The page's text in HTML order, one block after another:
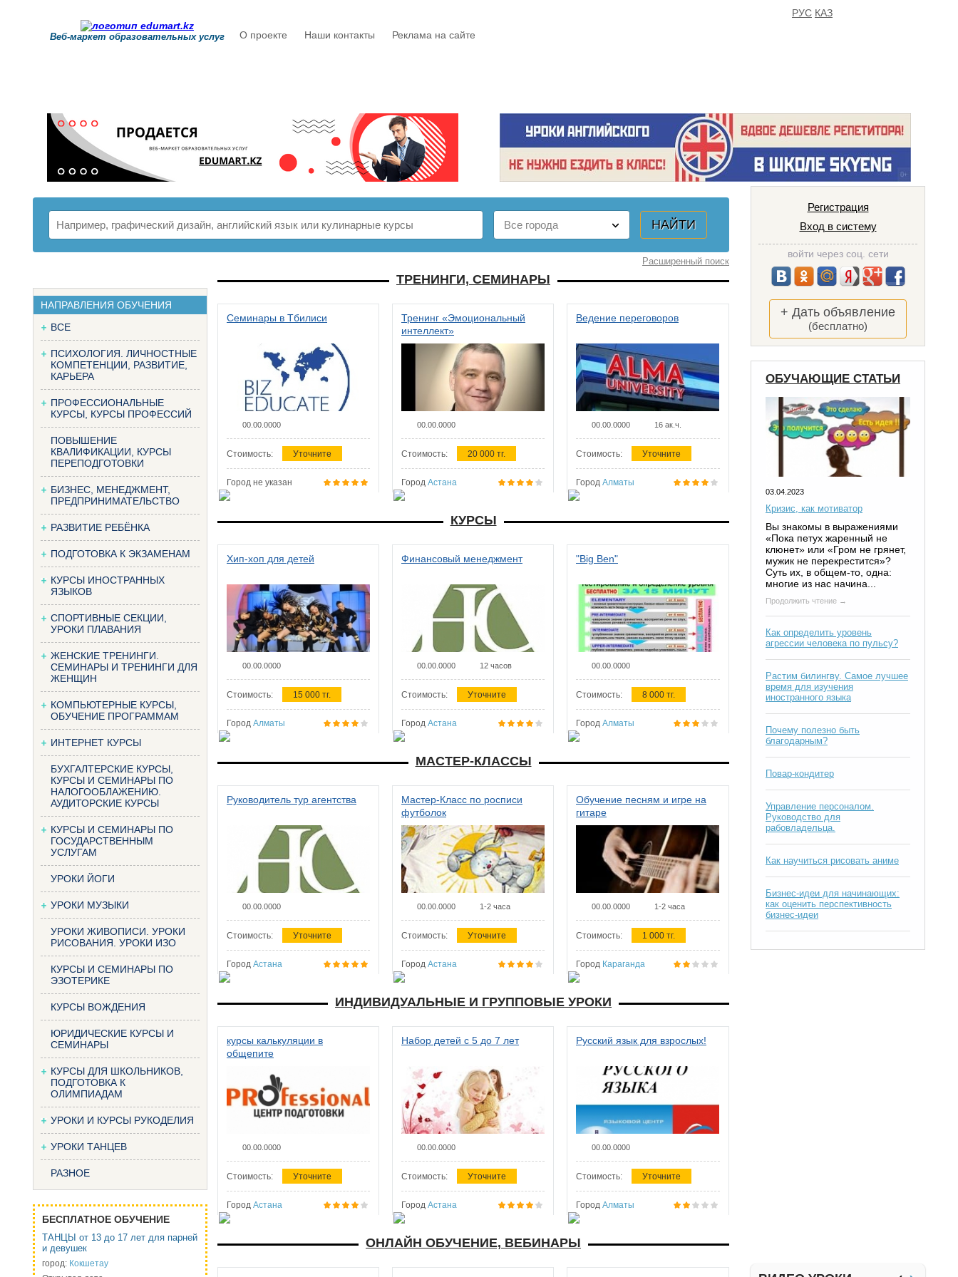
Веб-маркет образовательных услуг О проекте Наши контакты Реклама на сайте
РУС КАЗ
Расширенный поиск
НАПРАВЛЕНИЯ ОБУЧЕНИЯ
ВСЕ
ПСИХОЛОГИЯ. ЛИЧНОСТНЫЕ
КОМПЕТЕНЦИИ, РАЗВИТИЕ,
КАРЬЕРА
ПРОФЕССИОНАЛЬНЫЕ
КУРСЫ, КУРСЫ ПРОФЕССИЙ
ПОВЫШЕНИЕ
КВАЛИФИКАЦИИ, КУРСЫ
ПЕРЕПОДГОТОВКИ
БИЗНЕС, МЕНЕДЖМЕНТ,
ПРЕДПРИНИМАТЕЛЬСТВО
РАЗВИТИЕ РЕБЁНКА
ПОДГОТОВКА К ЭКЗАМЕНАМ
КУРСЫ ИНОСТРАННЫХ
ЯЗЫКОВ
СПОРТИВНЫЕ СЕКЦИИ,
УРОКИ ПЛАВАНИЯ
ЖЕНСКИЕ ТРЕНИНГИ.
СЕМИНАРЫ И ТРЕНИНГИ ДЛЯ
ЖЕНЩИН
КОМПЬЮТЕРНЫЕ КУРСЫ,
ОБУЧЕНИЕ ПРОГРАММАМ
ИНТЕРНЕТ КУРСЫ
БУХГАЛТЕРСКИЕ КУРСЫ,
КУРСЫ И СЕМИНАРЫ ПО
НАЛОГООБЛАЖЕНИЮ.
АУДИТОРСКИЕ КУРСЫ
КУРСЫ И СЕМИНАРЫ ПО
ГОСУДАРСТВЕННЫМ
УСЛУГАМ
УРОКИ ЙОГИ
УРОКИ МУЗЫКИ
УРОКИ ЖИВОПИСИ. УРОКИ
РИСОВАНИЯ. УРОКИ ИЗО
КУРСЫ И СЕМИНАРЫ ПО
ЭЗОТЕРИКЕ
КУРСЫ ВОЖДЕНИЯ
ЮРИДИЧЕСКИЕ КУРСЫ И
СЕМИНАРЫ
КУРСЫ ДЛЯ ШКОЛЬНИКОВ,
ПОДГОТОВКА К
ОЛИМПИАДАМ
УРОКИ И КУРСЫ РУКОДЕЛИЯ
УРОКИ ТАНЦЕВ
РАЗНОЕ
БЕСПЛАТНОЕ ОБУЧЕНИЕ
ТАНЦЫ от 13 до 17 лет для парней
и девушек
город: Кокшетау
ТРЕНИНГИ, СЕМИНАРЫ
Семинары в Тбилиси
00.00.0000
Стоимость: Уточните
Город не указан
Тренинг «Эмоциональный
интеллект»
00.00.0000
Стоимость: 20 000 тг.
Город Астана
Ведение переговоров
00.00.0000 16 ак.ч.
Стоимость: Уточните
Город Алматы
КУРСЫ
Хип-хоп для детей
00.00.0000
Стоимость: 15 000 тг.
Город Алматы
Финансовый менеджмент
00.00.0000 12 часов
Стоимость: Уточните
Город Астана
"Big Ben"
00.00.0000
Стоимость: 8 000 тг.
Город Алматы
МАСТЕР-КЛАССЫ
Руководитель тур агентства
00.00.0000
Стоимость: Уточните
Город Астана
Мастер-Класс по росписи
футболок
00.00.0000 1-2 часа
Стоимость: Уточните
Город Астана
Обучение песням и игре на
гитаре
00.00.0000 1-2 часа
Стоимость: 1 000 тг.
Город Караганда
ИНДИВИДУАЛЬНЫЕ И ГРУППОВЫЕ УРОКИ
курсы калькуляции в
общепите
00.00.0000
Стоимость: Уточните
Город Астана
Набор детей с 5 до 7 лет
00.00.0000
Стоимость: Уточните
Город Астана
Русский язык для взрослых!
00.00.0000
Стоимость: Уточните
Город Алматы
ОНЛАЙН ОБУЧЕНИЕ, ВЕБИНАРЫ
Регистрация
Вход в систему
войти через соц. сети
+ Дать объявление
(бесплатно)
ОБУЧАЮЩИЕ СТАТЬИ
03.04.2023
Кризис, как мотиватор
Вы знакомы в выражениями
«Пока петух жаренный не
клюнет» или «Гром не грянет,
мужик не перекрестится»?
Суть их, в общем-то, одна:
многие из нас начина...
Продолжить чтение →
Как определить уровень
агрессии человека по пульсу?
Растим билингву. Самое лучшее
время для изучения
иностранного языка
Почему полезно быть
благодарным?
Повар-кондитер
Управление персоналом.
Руководство для
рабовладельца.
Как научиться рисовать аниме
Бизнес-идеи для начинающих:
как оценить перспективность
бизнес-идеи